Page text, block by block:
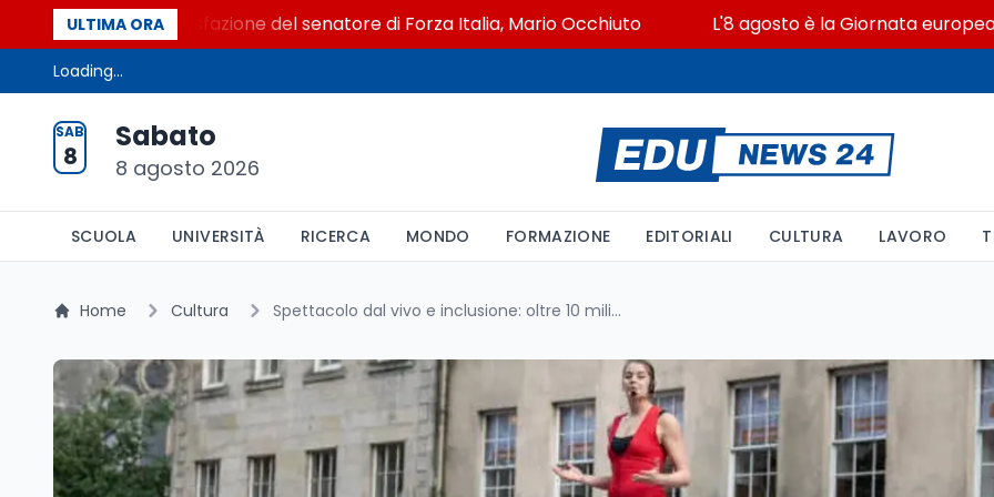
ULTIMA ORA
La soddisfazione del senatore di Forza Italia, Mario Occhiuto L'8 agosto è la Giornata europea in
Loading...
SAB
8
Sabato
8 agosto 2026
SCUOLA UNIVERSITÀ RICERCA MONDO FORMAZIONE EDITORIALI CULTURA LAVORO
Home Cultura Spettacolo dal vivo e inclusione: oltre 10 milioni di euro dal Ministero della Cultura alle periferie delle città metropolitane